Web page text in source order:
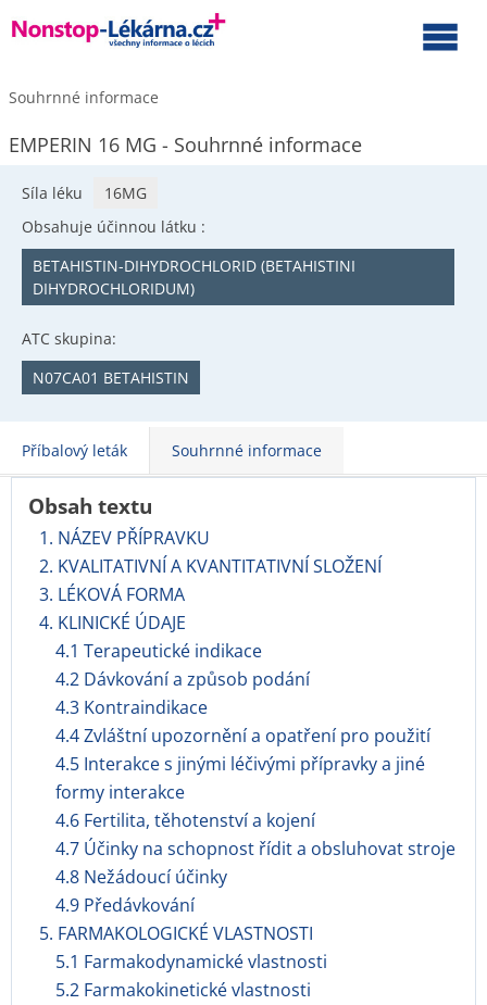
Souhrnné informace
EMPERIN 16 MG - Souhrnné informace
Síla léku
16MG
Obsahuje účinnou látku :
BETAHISTIN-DIHYDROCHLORID (BETAHISTINI
DIHYDROCHLORIDUM)
ATC skupina:
N07CA01 BETAHISTIN
Příbalový leták Souhrnné informace
Obsah textu
1. NÁZEV PŘÍPRAVKU
2. KVALITATIVNÍ A KVANTITATIVNÍ SLOŽENÍ
3. LÉKOVÁ FORMA
4. KLINICKÉ ÚDAJE
4.1 Terapeutické indikace
4.2 Dávkování a způsob podání
4.3 Kontraindikace
4.4 Zvláštní upozornění a opatření pro použití
4.5 Interakce s jinými léčivými přípravky a jiné
formy interakce
4.6 Fertilita, těhotenství a kojení
4.7 Účinky na schopnost řídit a obsluhovat stroje
4.8 Nežádoucí účinky
4.9 Předávkování
5. FARMAKOLOGICKÉ VLASTNOSTI
5.1 Farmakodynamické vlastnosti
5.2 Farmakokinetické vlastnosti